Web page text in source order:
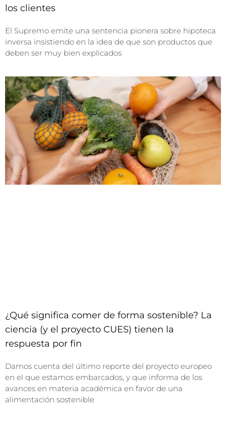
los clientes
El Supremo emite una sentencia pionera sobre hipoteca
inversa insistiendo en la idea de que son productos que
deben ser muy bien explicados
¿Qué significa comer de forma sostenible? La
ciencia (y el proyecto CUES) tienen la
respuesta por fin
Damos cuenta del último reporte del proyecto europeo
en el que estamos embarcados, y que informa de los
avances en materia académica en favor de una
alimentación sostenible